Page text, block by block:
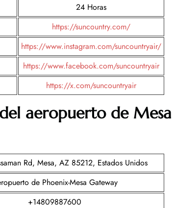
24 Horas
https://suncountry.com/
https://www.instagram.com/suncountryair/
https://www.facebook.com/suncountryair
https://x.com/suncountryair
aeropuerto de Mesa
Rd, Mesa, AZ 85212, Estados Unidos
de Phoenix-Mesa Gateway
+14809887600